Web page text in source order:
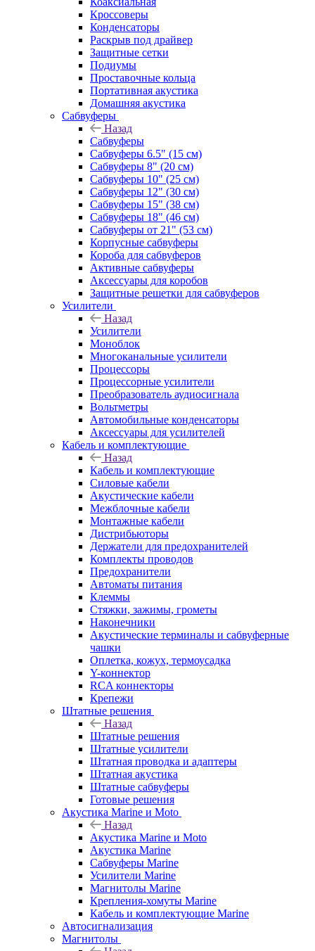
Кроссоверы
Конденсаторы
Раскрыв под драйвер
Защитные сетки
Подиумы
Проставочные кольца
Портативная акустика
Домашняя акустика
Сабвуферы
Назад
Сабвуферы
Сабвуферы 6.5" (15 см)
Сабвуферы 8" (20 см)
Сабвуферы 10" (25 см)
Сабвуферы 12" (30 см)
Сабвуферы 15" (38 см)
Сабвуферы 18" (46 см)
Сабвуферы от 21" (53 см)
Корпусные сабвуферы
Короба для сабвуферов
Активные сабвуферы
Аксессуары для коробов
Защитные решетки для сабвуферов
Усилители
Назад
Усилители
Моноблок
Многоканальные усилители
Процессоры
Процессорные усилители
Преобразователь аудиосигнала
Вольтметры
Автомобильные конденсаторы
Аксессуары для усилителей
Кабель и комплектующие
Назад
Кабель и комплектующие
Силовые кабели
Акустические кабели
Межблочные кабели
Монтажные кабели
Дистрибьюторы
Держатели для предохранителей
Комплекты проводов
Предохранители
Автоматы питания
Клеммы
Стяжки, зажимы, грометы
Наконечники
Акустические терминалы и сабвуферные
чашки
Оплетка, кожух, термоусадка
Y-коннектор
RCA коннекторы
Крепежи
Штатные решения
Назад
Штатные решения
Штатные усилители
Штатная проводка и адаптеры
Штатная акустика
Штатные сабвуферы
Готовые решения
Акустика Marine и Moto
Назад
Акустика Marine и Moto
Акустика Marine
Сабвуферы Marine
Усилители Marine
Магнитолы Marine
Крепления-хомуты Marine
Кабель и комплектующие Marine
Автосигнализация
Магнитолы